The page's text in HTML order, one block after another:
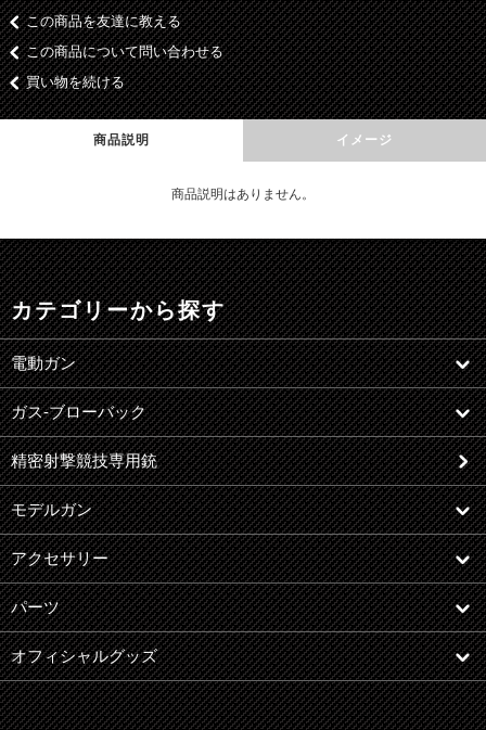
この商品を友達に教える
この商品について問い合わせる
買い物を続ける
商品説明 イメージ
商品説明はありません。
カテゴリーから探す
電動ガン
ガス-ブローバック
精密射撃競技専用銃
モデルガン
アクセサリー
パーツ
オフィシャルグッズ